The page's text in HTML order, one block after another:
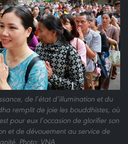
de l’état d’illumination et du
remplit de joie les bouddhistes, où
pour eux l’occasion de glorifier son
et de dévouement au service de
Photo: VNA